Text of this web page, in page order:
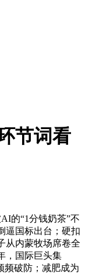
节词看
的“1分钱奶茶”不
逼国标出台；硬扣
从内蒙牧场席卷全
，国际巨头集
频破防；减肥成为